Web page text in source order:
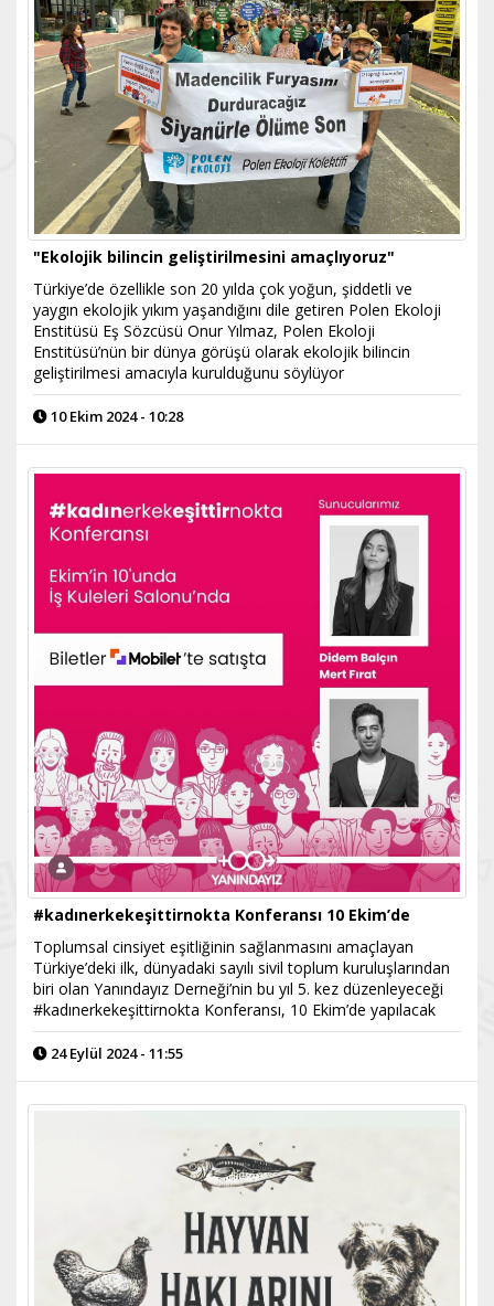
"Ekolojik bilincin geliştirilmesini amaçlıyoruz"
Türkiye’de özellikle son 20 yılda çok yoğun, şiddetli ve
yaygın ekolojik yıkım yaşandığını dile getiren Polen Ekoloji
Enstitüsü Eş Sözcüsü Onur Yılmaz, Polen Ekoloji
Enstitüsü’nün bir dünya görüşü olarak ekolojik bilincin
geliştirilmesi amacıyla kurulduğunu söylüyor
10 Ekim 2024 - 10:28
#kadınerkekeşittirnokta Konferansı 10 Ekim’de
Toplumsal cinsiyet eşitliğinin sağlanmasını amaçlayan
Türkiye’deki ilk, dünyadaki sayılı sivil toplum kuruluşlarından
biri olan Yanındayız Derneği’nin bu yıl 5. kez düzenleyeceği
#kadınerkekeşittirnokta Konferansı, 10 Ekim’de yapılacak
24 Eylül 2024 - 11:55